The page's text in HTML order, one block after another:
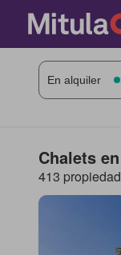
Chalets
413